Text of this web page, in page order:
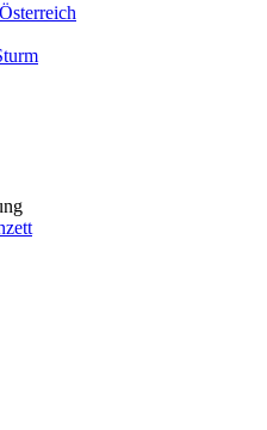
Österreich